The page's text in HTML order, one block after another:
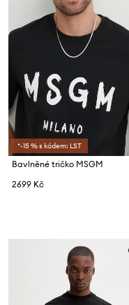
*-15 % s kódem: LST
Bavlněné tričko MSGM
2699 Kč